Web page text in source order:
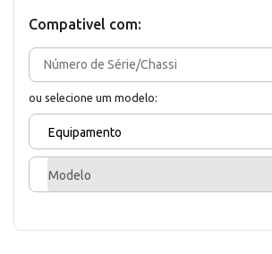
Compativel com:
ou selecione um modelo:
Equipamento
Modelo